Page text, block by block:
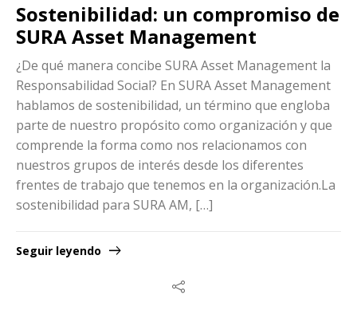
Sostenibilidad: un compromiso de
SURA Asset Management
¿De qué manera concibe SURA Asset Management la
Responsabilidad Social? En SURA Asset Management
hablamos de sostenibilidad, un término que engloba
parte de nuestro propósito como organización y que
comprende la forma como nos relacionamos con
nuestros grupos de interés desde los diferentes
frentes de trabajo que tenemos en la organización.La
sostenibilidad para SURA AM, […]
Seguir leyendo